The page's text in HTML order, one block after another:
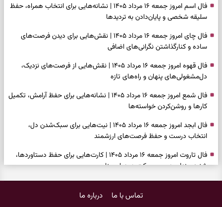
فال اسم امروز جمعه ۱۶ مرداد ۱۴۰۵ | نشانه‌هایی برای انتخاب همراه، حفظ
سلیقه شخصی و پایان‌دادن به تردیدها
فال چای امروز جمعه ۱۶ مرداد ۱۴۰۵ | نقش‌هایی برای دیدن فرصت‌های
ساده و کنارگذاشتن نگرانی‌های اضافی
فال قهوه امروز جمعه ۱۶ مرداد ۱۴۰۵ | نقش‌هایی از فرصت‌های نزدیک،
دل‌مشغولی‌های پنهان و راه‌های تازه
فال شمع امروز جمعه ۱۶ مرداد ۱۴۰۵ | نشانه‌هایی برای حفظ آرامش، تکمیل
کارها و روشن‌کردن خواسته‌ها
فال ابجد امروز جمعه ۱۶ مرداد ۱۴۰۵ | نیت‌هایی برای سبک‌شدن دل،
انتخاب درست و حفظ فرصت‌های ارزشمند
فال تاروت امروز جمعه ۱۶ مرداد ۱۴۰۵ | کارت‌هایی برای حفظ دستاوردها،
شنیدن ندای درون و حرکت در زمان مناسب
دیدن ارزش مسیرهای آرامتماس با ما درباره ما